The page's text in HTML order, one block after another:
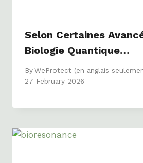
Selon Certaines
Biologie Quantique…
ByWeProtect (en anglais
27 February 2026